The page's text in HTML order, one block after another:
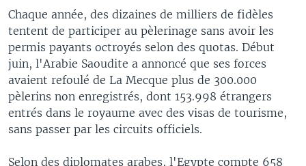
Chaque année, des dizaines de milliers de fidèles
tentent de participer au pèlerinage sans avoir les
permis payants octroyés selon des quotas. Début
juin, l'Arabie Saoudite a annoncé que ses forces
avaient refoulé de La Mecque plus de 300.000
pèlerins non enregistrés, dont 153.998 étrangers
entrés dans le royaume avec des visas de tourisme,
sans passer par les circuits officiels.
Selon des diplomates arabes, l'Egypte compte 658